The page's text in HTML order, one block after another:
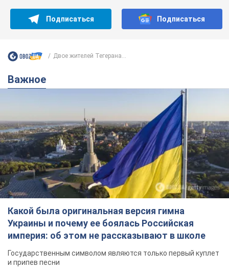
Подписаться Подписаться
Двое жителей Тегерана...
Важное
Какой была оригинальная версия гимна
Украины и почему ее боялась Российская
империя: об этом не рассказывают в школе
Государственным символом являются только первый куплет
и припев песни